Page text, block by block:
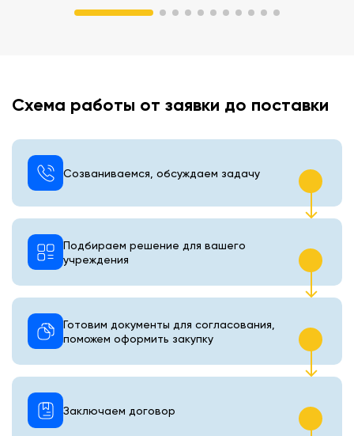
Схема работы от заявки до поставки
Созваниваемся, обсуждаем задачу
Подбираем решение для вашего
учреждения
Готовим документы для согласования,
поможем оформить закупку
Заключаем договор